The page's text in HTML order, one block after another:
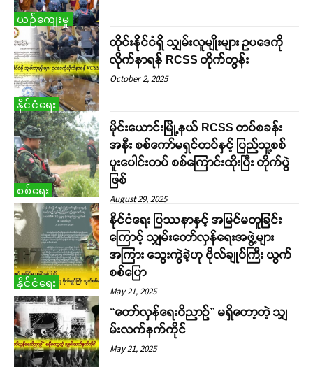
ယဉ်ကျေးမှု
နိုင်ငံရေး
ထိုင်းနိုင်ငံရှိ သျှမ်းလူမျိုးများ ဥပဒေကို
လိုက်နာရန် RCSS တိုက်တွန်း
October 2, 2025
စစ်ရေး
မိုင်းယောင်းမြို့နယ် RCSS တပ်စခန်း
အနီး စစ်ကော်မရှင်တပ်နှင့် ပြည်သူ့စစ်
ပူးပေါင်းတပ် စစ်ကြောင်းထိုးပြီး တိုက်ပွဲ
ဖြစ်
August 29, 2025
နိုင်ငံရေး
နိုင်ငံရေး ပြဿနာနှင့် အမြင်မတူခြင်း
ကြောင့် သျှမ်းတော်လှန်ရေးအဖွဲ့များ
အကြား သွေးကွဲခဲ့ဟု ဗိုလ်ချုပ်ကြီး ယွက်
စစ်ပြော
May 21, 2025
“တော်လှန်ရေးဝိညာဉ်” မရှိတော့တဲ့ သျှ
မ်းလက်နက်ကိုင်
May 21, 2025